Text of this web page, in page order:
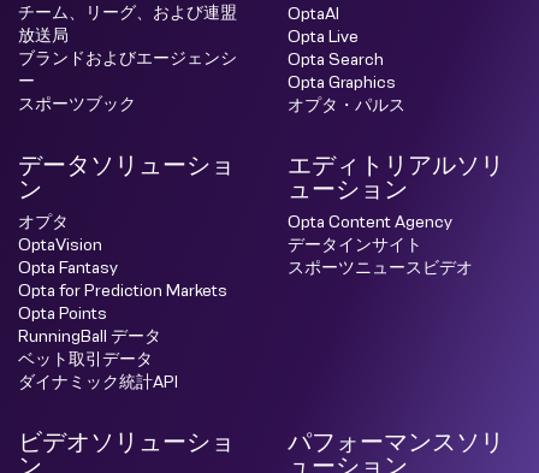
チーム、リーグ、および連盟
放送局
ブランドおよびエージェンシ
ー
スポーツブック
OptaAI
Opta Live
Opta Search
Opta Graphics
オプタ・パルス
データソリューショ
ン
オプタ
OptaVision
Opta Fantasy
Opta for Prediction Markets
Opta Points
RunningBall データ
ベット取引データ
ダイナミック統計API
エディトリアルソリ
ューション
Opta Content Agency
データインサイト
スポーツニュースビデオ
ビデオソリューショ
ン
パフォーマンスソリ
ューション